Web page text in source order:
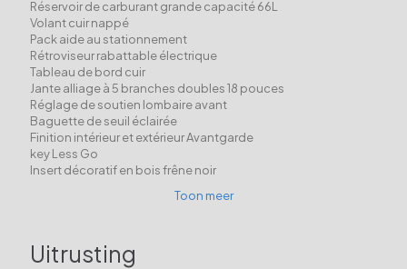
Réservoir de carburant grande capacité 66L
Volant cuir nappé
Pack aide au stationnement
Rétroviseur rabattable électrique
Tableau de bord cuir
Jante alliage à 5 branches doubles 18 pouces
Réglage de soutien lombaire avant
Baguette de seuil éclairée
Finition intérieur et extérieur Avantgarde
key Less Go
Insert décoratif en bois frêne noir
Toon meer
Uitrusting